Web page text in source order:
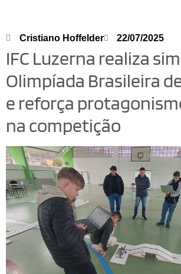
Cristiano Hoffelder 22/07/2025
IFC Luzerna realiza
Olimpíada Brasileira
e reforça
na competição